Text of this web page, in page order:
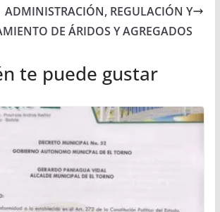
ADMINISTRACIÓN, REGULACIÓN Y
DE ÁRIDOS Y AGREGADOS
te puede gustar